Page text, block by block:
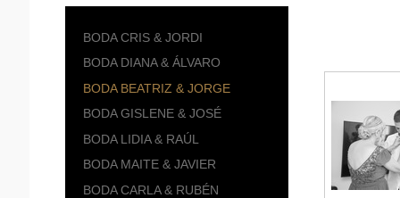
BODA CRIS & JORDI
BODA DIANA & ÁLVARO
BODA BEATRIZ & JORGE
BODA GISLENE & JOSÉ
BODA LIDIA & RAÚL
BODA MAITE & JAVIER
BODA CARLA & RUBÉN